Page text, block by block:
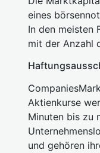
eines
In den meisten
mit der Anzahl
Aktienkurse
Minuten bis zu
und gehören